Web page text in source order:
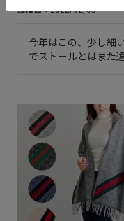
投稿日 2022/02/05
今年はこの、少し細
でストールとはまた